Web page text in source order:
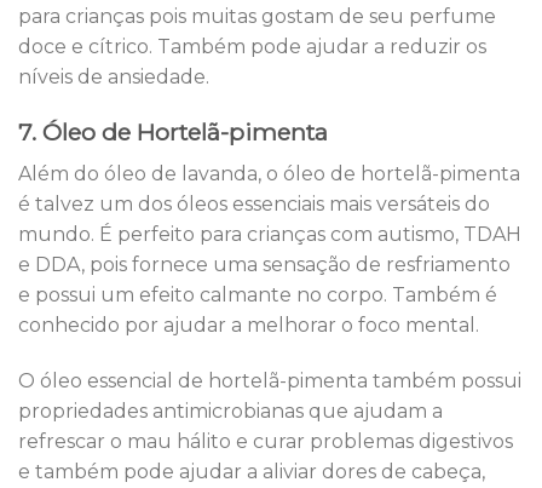
para crianças pois muitas gostam de seu perfume
doce e cítrico. Também pode ajudar a reduzir os
níveis de ansiedade.
7. Óleo de Hortelã-pimenta
Além do óleo de lavanda, o óleo de hortelã-pimenta
é talvez um dos óleos essenciais mais versáteis do
mundo. É perfeito para crianças com autismo, TDAH
e DDA, pois fornece uma sensação de resfriamento
e possui um efeito calmante no corpo. Também é
conhecido por ajudar a melhorar o foco mental.
O óleo essencial de hortelã-pimenta também possui
propriedades antimicrobianas que ajudam a
refrescar o mau hálito e curar problemas digestivos
e também pode ajudar a aliviar dores de cabeça,